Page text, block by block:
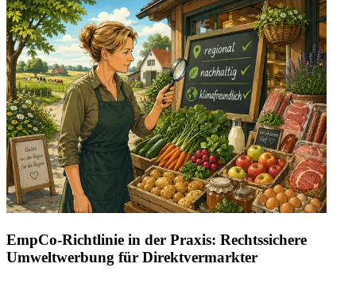
EmpCo-Richtlinie in der Praxis: Rechtssichere
Umweltwerbung für Direktvermarkter